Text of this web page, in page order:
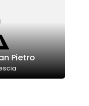
Pietro